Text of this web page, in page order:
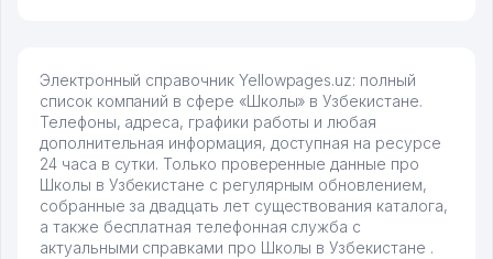
Электронный справочник Yellowpages.uz: полный
список компаний в сфере «Школы» в Узбекистане.
Телефоны, адреса, графики работы и любая
дополнительная информация, доступная на ресурсе
24 часа в сутки. Только проверенные данные про
Школы в Узбекистане с регулярным обновлением,
собранные за двадцать лет существования каталога,
а также бесплатная телефонная служба с
актуальными справками про Школы в Узбекистане .